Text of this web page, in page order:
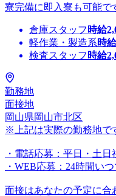
寮完備に即入寮も可能で
倉庫スタッフ 時給
軽作業・製造系時給
検査スタッフ 時給
勤務地
面接地
岡山県岡山市北区
※上記は実際の勤務地で
・電話応募：平日・土日
・WEB応募：24時間い
面接はあなたの予定に合